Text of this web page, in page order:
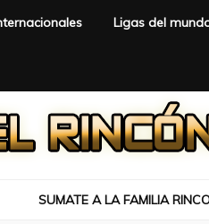
Ligas del
SUMATE A LA FAMILIA